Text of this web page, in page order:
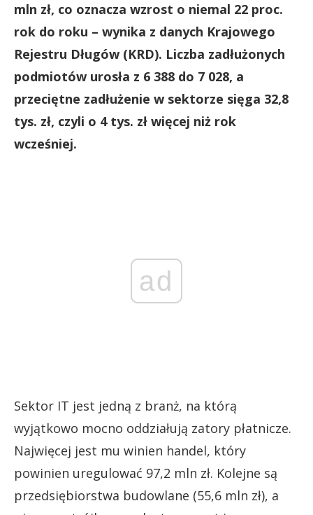
mln zł, co oznacza wzrost o niemal 22 proc.
rok do roku – wynika z danych Krajowego
Rejestru Długów (KRD). Liczba zadłużonych
podmiotów urosła z 6 388 do 7 028, a
przeciętne zadłużenie w sektorze sięga 32,8
tys. zł, czyli o 4 tys. zł więcej niż rok
wcześniej.
ad
Sektor IT jest jedną z branż, na którą
wyjątkowo mocno oddziałują zatory płatnicze.
Najwięcej jest mu winien handel, który
powinien uregulować 97,2 mln zł. Kolejne są
przedsiębiorstwa budowlane (55,6 mln zł), a